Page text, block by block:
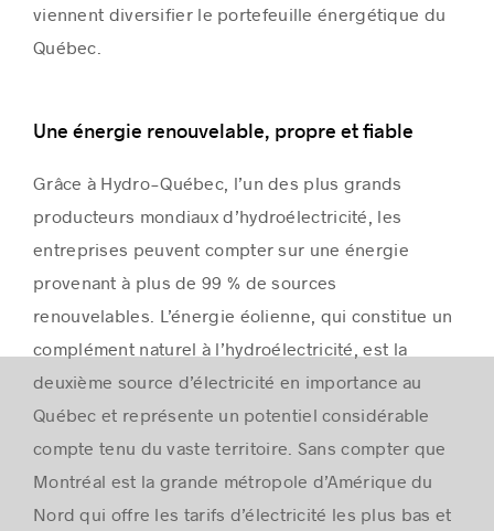
viennent diversifier le portefeuille énergétique du
Québec.
Une énergie renouvelable, propre et fiable
Grâce à Hydro-Québec, l’un des plus grands
producteurs mondiaux d’hydroélectricité, les
entreprises peuvent compter sur une énergie
provenant à plus de 99 % de sources
renouvelables. L’énergie éolienne, qui constitue un
complément naturel à l’hydroélectricité, est la
deuxième source d’électricité en importance au
Québec et représente un potentiel considérable
compte tenu du vaste territoire. Sans compter que
Montréal est la grande métropole d’Amérique du
Nord qui offre les tarifs d’électricité les plus bas et